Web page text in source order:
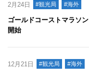
2月24日 #観光局 #海外
ゴールドコーストマラソ
開始
12月21日 #観光局 #海外